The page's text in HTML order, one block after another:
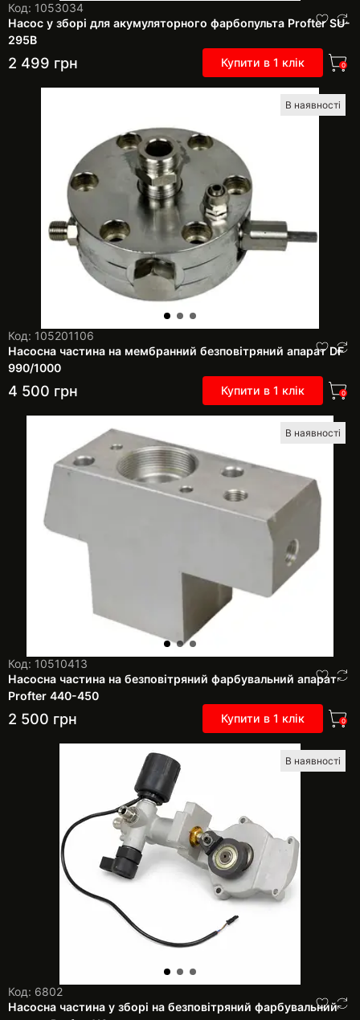
Код: 1053034
Насос у зборі для акумуляторного фарбопульта Profter SU-
295B
2 499 грн Купити в 1 клік 0
В наявності
Код: 105201106
Насосна частина на мембранний безповітряний апарат DF
990/1000
4 500 грн Купити в 1 клік 0
В наявності
Код: 10510413
Насосна частина на безповітряний фарбувальний апарат
Profter 440-450
2 500 грн Купити в 1 клік 0
В наявності
Код: 6802
Насосна частина у зборі на безповітряний фарбувальний